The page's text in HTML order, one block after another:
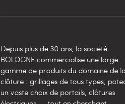
Depuis plus de 30 ans, la société
BOLOGNE commercialise une large
gamme de produits du domaine de
clôture : grillages de tous types,
un vaste choix de portails, clôtures